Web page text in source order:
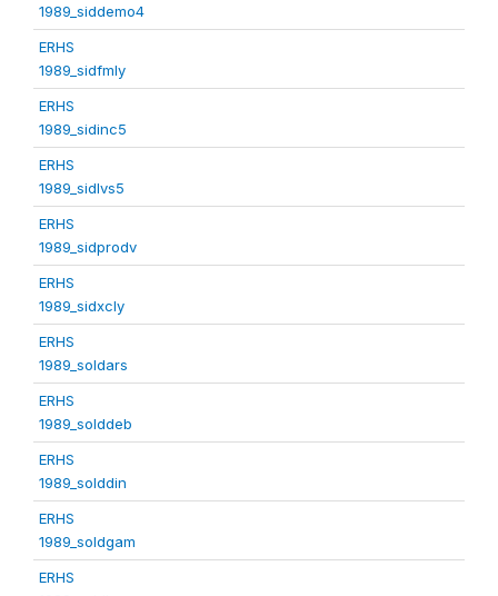
1989_siddemo4
ERHS
1989_sidfmly
ERHS
1989_sidinc5
ERHS
1989_sidlvs5
ERHS
1989_sidprodv
ERHS
1989_sidxcly
ERHS
1989_soldars
ERHS
1989_solddeb
ERHS
1989_solddin
ERHS
1989_soldgam
ERHS